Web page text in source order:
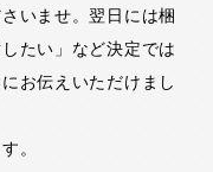
いませ。翌日には梱
たい」など決定では
お伝えいただけまし
。